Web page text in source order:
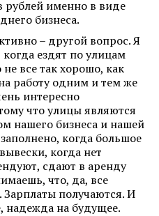
рублей именно в виде
бизнеса.
– другой вопрос. Я
ездят по улицам
все так хорошо, как
работу одним и тем же
интересно
что улицы являются
нашего бизнеса и нашей
когда большое
когда нет
сдают в аренду
что, да, все
Зарплаты получаются. И
надежда на будущее.